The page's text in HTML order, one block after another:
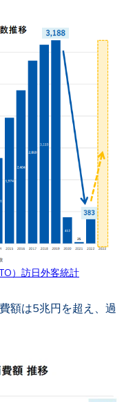
）訪日外客統計
額は5兆円を超え、過